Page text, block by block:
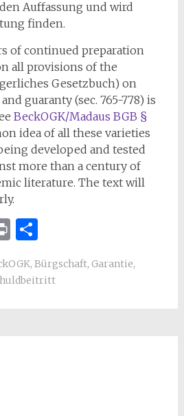
Auffassung und wird
finden.
of continued preparation
all provisions of the
Gesetzbuch) on
guaranty (sec. 765-778) is
BeckOGK/Madaus BGB §
idea of all these varieties
developed and tested
more than a century of
literature. The text will
PrintTeilen
, Bürgschaft, Garantie,